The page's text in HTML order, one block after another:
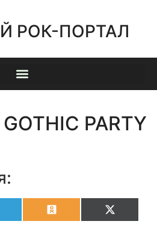
РОК-ПОРТАЛ
PARTY
OdnoklassnikiX
(Twitter)